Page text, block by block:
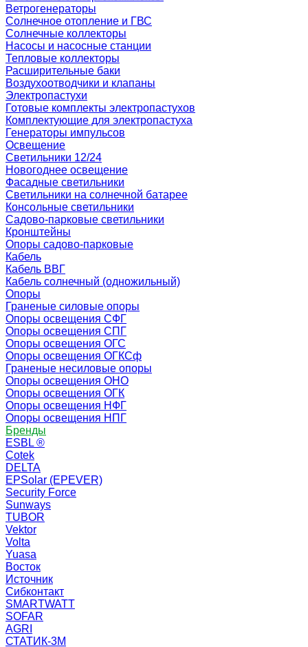
Ветрогенераторы
Солнечное отопление и ГВС
Солнечные коллекторы
Насосы и насосные станции
Тепловые коллекторы
Расширительные баки
Воздухоотводчики и клапаны
Электропастухи
Готовые комплекты электропастухов
Комплектующие для электропастуха
Генераторы импульсов
Освещение
Светильники 12/24
Новогоднее освещение
Фасадные светильники
Светильники на солнечной батарее
Консольные светильники
Садово-парковые светильники
Кронштейны
Опоры садово-парковые
Кабель
Кабель ВВГ
Кабель солнечный (одножильный)
Опоры
Граненые силовые опоры
Опоры освещения СФГ
Опоры освещения СПГ
Опоры освещения ОГС
Опоры освещения ОГКСф
Граненые несиловые опоры
Опоры освещения ОНО
Опоры освещения ОГК
Опоры освещения НФГ
Опоры освещения НПГ
Бренды
ESBL ®
Cotek
DELTA
EPSolar (EPEVER)
Security Force
Sunways
TUBOR
Vektor
Volta
Yuasa
Восток
Источник
Сибконтакт
SMARTWATT
SOFAR
AGRI
СТАТИК-3М